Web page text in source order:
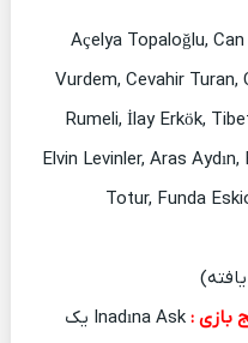
Açelya Topaloğlu,
Vurdem, Cevahir Turan,
Rumeli, İlay Erkök,
Elvin Levinler, Aras
Totur, Funda
بازی :
Inadına Ask یک